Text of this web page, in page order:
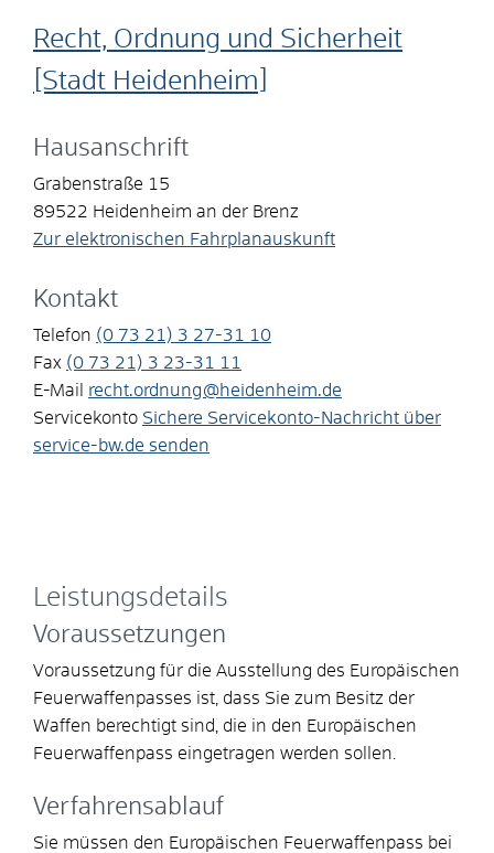
Recht, Ordnung und Sicherheit
[Stadt Heidenheim]
Hausanschrift
Grabenstraße 15
89522 Heidenheim an der Brenz
Zur elektronischen Fahrplanauskunft
Kontakt
Telefon (0 73 21) 3 27-31
10
Fax (0 73 21) 3 23-31
11
E-Mail
recht.ordnung@heidenheim.de
Servicekonto Sichere Servicekonto-Nachricht über
service-bw.de senden
Leistungsdetails
Voraussetzungen
Voraussetzung für die Ausstellung des Europäischen
Feuerwaffenpasses ist, dass Sie zum Besitz der
Waffen berechtigt sind, die in den Europäischen
Feuerwaffenpass eingetragen werden sollen.
Verfahrensablauf
Sie müssen den Europäischen Feuerwaffenpass bei